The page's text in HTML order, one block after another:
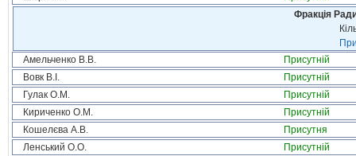
Фракція
Амельченко В.В.
Присутній
Вовк В.І.
Присутній
Гулак О.М.
Присутній
Кириченко О.М.
Присутній
Кошелєва А.В.
Присутня
Ленський О.О.
Присутній